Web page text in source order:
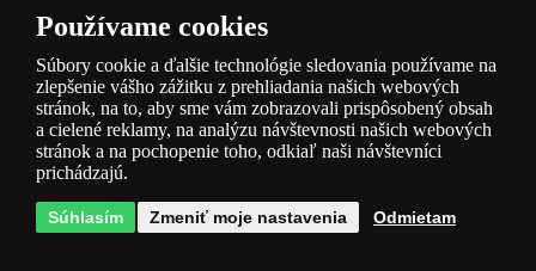
Šírka [mm]
Výška [mm]
150
Max. príkon
GU10 max 1 x 50W
Recyklačný poplatok
0
Otázky k produktu
Meno (nepovinné):
E-mail:
Používame cookies
Súbory cookie a ďalšie technológie sledovania používame na
zlepšenie vášho zážitku z prehliadania našich webových
stránok, na to, aby sme vám zobrazovali prispôsobený obsah
a cielené reklamy, na analýzu návštevnosti našich webových
stránok a na pochopenie toho, odkiaľ naši návštevníci
prichádzajú.
Súhlasím Zmeniť moje nastavenia Odmietam